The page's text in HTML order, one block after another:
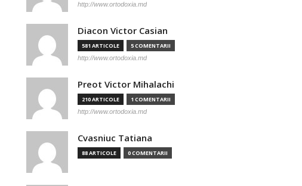
http://www.ortodoxia.md
Diacon Victor Casian
581 ARTICOLE 5 COMENTARII
http://www.ortodoxia.md
Preot Victor Mihalachi
210 ARTICOLE 1 COMENTARII
http://www.ortodoxia.md
Cvasniuc Tatiana
88 ARTICOLE 0 COMENTARII